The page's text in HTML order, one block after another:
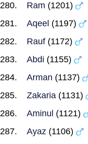
Ram (1201)
Aqeel (1197)
Rauf (1172)
Abdi (1155)
Arman (1137)
Zakaria (1131)
Aminul (1121)
Ayaz (1106)